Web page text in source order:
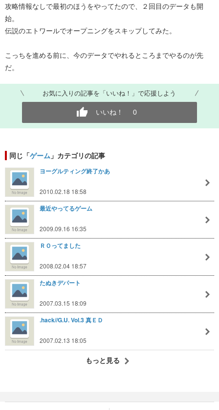
攻略情報なしで最初のほうをやってたので、２回目のデータも開
始。
伝説のエトワールでオープニングをスキップしてみた。
こっちを進める前に、今のデータでやれるところまでやるのが先
だ。
お気に入りの記事を「いいね！」で応援しよう
いいね！ 0
同じ「ゲーム 」カテゴリの記事
ヨーグルティング終了かあ
2010.02.18 18:58
最近やってるゲーム
2009.09.16 16:35
ＲＯってました
2008.02.04 18:57
たぬきデパート
2007.03.15 18:09
.hack//G.U. Vol.3 真ＥＤ
2007.02.13 18:05
もっと見る